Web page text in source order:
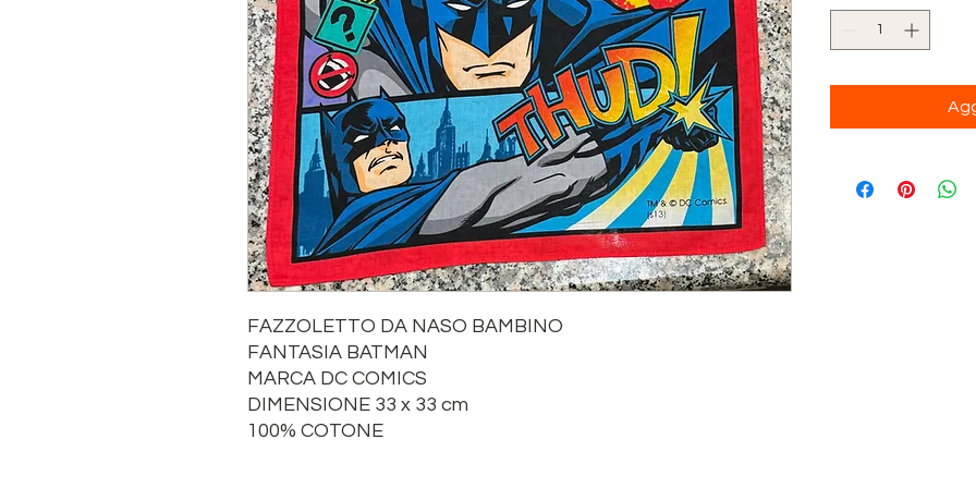
FAZZOLETTO DA NASO BAMBINO
FANTASIA BATMAN
MARCA DC COMICS
DIMENSIONE 33 x 33 cm
100% COTONE